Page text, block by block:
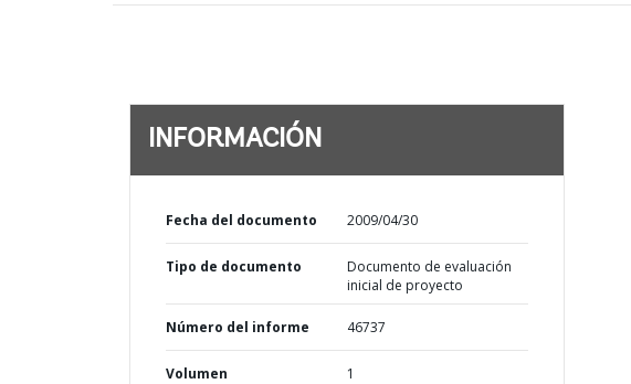
INFORMACIÓN
Fecha del documento 2009/04/30
Tipo de documento
Documento de evaluación
inicial de proyecto
Número del informe 46737
Volumen 1